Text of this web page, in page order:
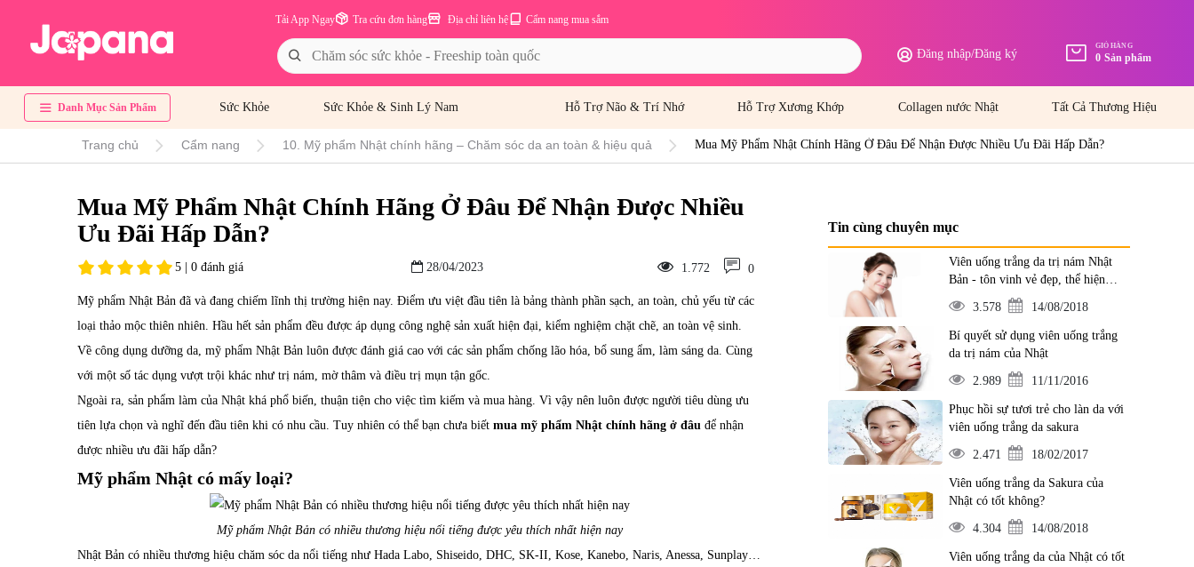
Cẩm nang mua sắm
Địa chỉ liên hệ
Tra cứu đơn hàng
Tải App Ngay
Đăng nhập/Đăng ký
GIỎ HÀNG
0 Sản phẩm
Danh Mục Sản Phẩm Sức Khỏe Sức Khỏe & Sinh Lý Nam Hỗ Trợ Não & Trí Nhớ Hỗ Trợ Xương Khớp Collagen nước Nhật Tất Cả Thương Hiệu
Trang chủ Cẩm nang 10. Mỹ phẩm Nhật chính hãng – Chăm sóc da an toàn & hiệu quả Mua Mỹ Phẩm Nhật Chính Hãng Ở Đâu Để Nhận Được Nhiều Ưu Đãi Hấp Dẫn?
Mua Mỹ Phẩm Nhật Chính Hãng Ở Đâu Để Nhận Được Nhiều
Ưu Đãi Hấp Dẫn?
5 | 0 đánh giá 28/04/2023 1.772 0
Mỹ phẩm Nhật Bản đã và đang chiếm lĩnh thị trường hiện nay. Điểm ưu việt đầu tiên là bảng thành phần sạch, an toàn, chủ yếu từ các
loại thảo mộc thiên nhiên. Hầu hết sản phẩm đều được áp dụng công nghệ sản xuất hiện đại, kiểm nghiệm chặt chẽ, an toàn vệ sinh.
Về công dụng dưỡng da, mỹ phẩm Nhật Bản luôn được đánh giá cao với các sản phẩm chống lão hóa, bổ sung ẩm, làm sáng da. Cùng
với một số tác dụng vượt trội khác như trị nám, mờ thâm và điều trị mụn tận gốc.
Ngoài ra, sản phẩm làm của Nhật khá phổ biến, thuận tiện cho việc tìm kiếm và mua hàng. Vì vậy nên luôn được người tiêu dùng ưu
tiên lựa chọn và nghĩ đến đầu tiên khi có nhu cầu. Tuy nhiên có thể bạn chưa biết mua mỹ phẩm Nhật chính hãng ở đâu để nhận
được nhiều ưu đãi hấp dẫn?
Mỹ phẩm Nhật có mấy loại?
Mỹ phẩm Nhật Bản có nhiều thương hiệu nổi tiếng được yêu thích nhất hiện nay
Nhật Bản có nhiều thương hiệu chăm sóc da nổi tiếng như Hada Labo, Shiseido, DHC, SK-II, Kose, Kanebo, Naris, Anessa, Sunplay…
Tin cùng chuyên mục
Viên uống trắng da trị nám Nhật
Bản - tôn vinh vẻ đẹp, thể hiện
đẳng cấp
3.578 14/08/2018
Bí quyết sử dụng viên uống trắng
da trị nám của Nhật
2.989 11/11/2016
Phục hồi sự tươi trẻ cho làn da với
viên uống trắng da sakura
2.471 18/02/2017
Viên uống trắng da Sakura của
Nhật có tốt không?
4.304 14/08/2018
Viên uống trắng da của Nhật có tốt